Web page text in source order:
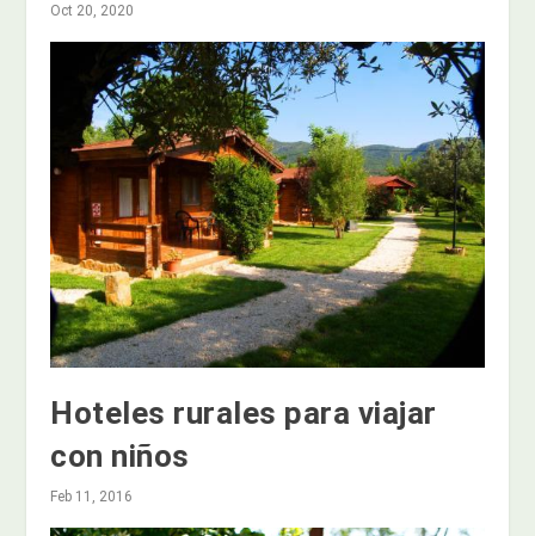
Oct 20, 2020
Hoteles rurales para viajar
con niños
Feb 11, 2016